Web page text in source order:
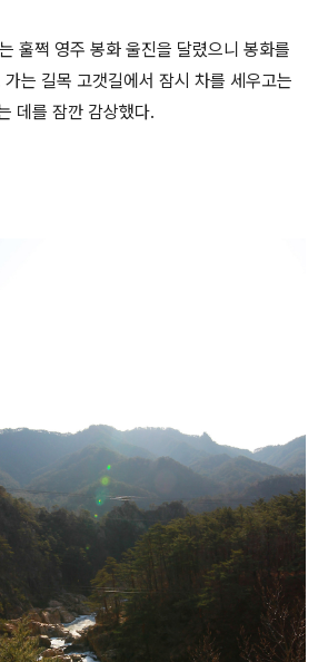
훌쩍 영주 봉화 울진을 달렸으니 봉화를
는 길목 고갯길에서 잠시 차를 세우고는
데를 잠깐 감상했다.